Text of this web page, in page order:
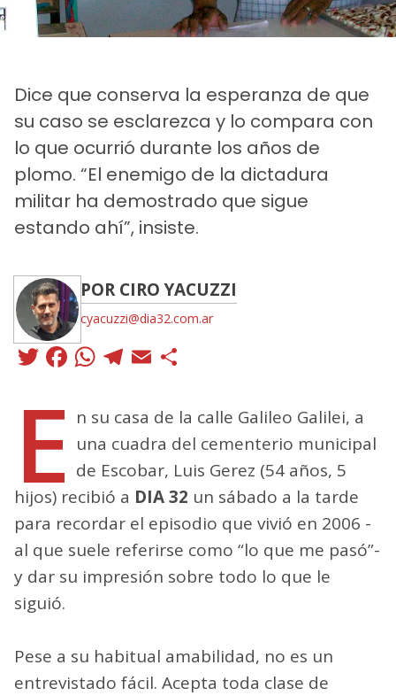
Dice que conserva la esperanza de que
su caso se esclarezca y lo compara con
lo que ocurrió durante los años de
plomo. “El enemigo de la dictadura
militar ha demostrado que sigue
estando ahí”, insiste.
POR CIRO YACUZZI
cyacuzzi@dia32.com.ar
Twitter
Facebook
WhatsApp
Telegram
Email
E n su casa de la calle Galileo Galilei, a
una cuadra del cementerio municipal
de Escobar, Luis Gerez (54 años, 5
hijos) recibió a DIA 32 un sábado a la tarde
para recordar el episodio que vivió en 2006 -
al que suele referirse como “lo que me pasó”-
y dar su impresión sobre todo lo que le
siguió.
Pese a su habitual amabilidad, no es un
entrevistado fácil. Acepta toda clase de